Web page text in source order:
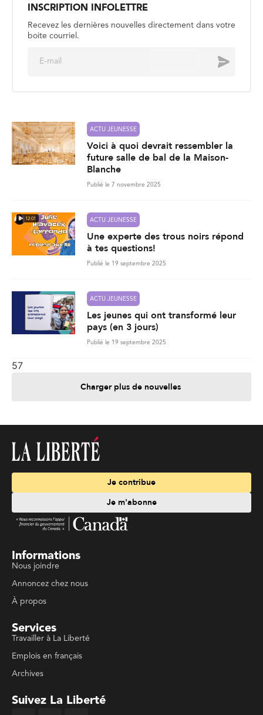
INSCRIPTION INFOLETTRE
Recevez les dernières nouvelles directement dans votre
boite courriel.
Envoyer
ACTU JEUNESSE
Voici à quoi devrait ressembler la
future salle de bal de la Maison-
Blanche
Publié le 7 novembre 2025
12:01 ACTU JEUNESSE
Une experte des trous noirs répond
à tes questions!
Publié le 19 septembre 2025
ACTU JEUNESSE
Les jeunes qui ont transformé leur
pays (en 3 jours)
Publié le 19 septembre 2025
57
Charger plus de nouvelles
Je contribue
Je m'abonne
Informations
Nous joindre
Annoncez chez nous
À propos
Services
Travailler à La Liberté
Emplois en français
Archives
Suivez La Liberté